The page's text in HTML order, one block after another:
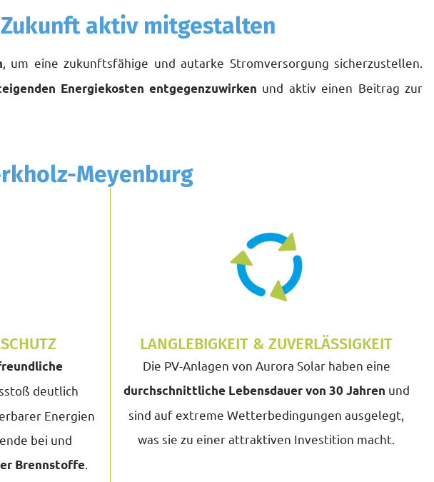
aktiv mitgestalten
, um eine zukunftsfähige und autarke Stromversorgung sicherzustellen.
Energiekosten entgegenzuwirken und aktiv einen Beitrag zur
Meyenburg
deutlich
Energien
bei und
Brennstoffe
LANGLEBIGKEIT & ZUVERLÄSSIGKEIT
Die PV-Anlagen von Aurora Solar haben eine
durchschnittliche Lebensdauer von 30 Jahren und
sind auf extreme Wetterbedingungen ausgelegt,
was sie zu einer attraktiven Investition macht.